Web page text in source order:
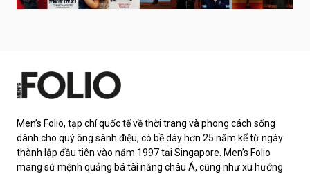
Men’s Folio, tạp chí quốc tế về thời trang và phong cách sống
dành cho quý ông sành điệu, có bề dày hơn 25 năm kể từ ngày
thành lập đầu tiên vào năm 1997 tại Singapore. Men’s Folio
mang sứ mệnh quảng bá tài năng châu Á, cũng như xu hướng